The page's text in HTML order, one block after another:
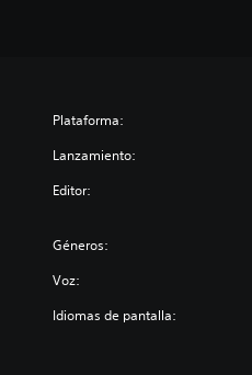
Plataforma:
Lanzamiento:
Editor:
Géneros:
Voz:
Idiomas de pantalla: